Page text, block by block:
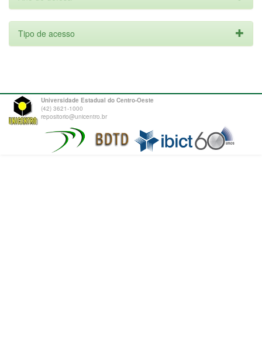
Tipo de acesso
Universidade Estadual do Centro-Oeste
(42) 3621-1000
repositorio@unicentro.br